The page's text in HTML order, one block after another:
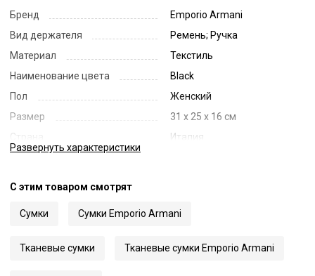
Бренд
Emporio Armani
Вид держателя
Ремень; Ручка
Материал
Текстиль
Наименование цвета
Black
Пол
Женский
Размер
31 x 25 x 16 см
Страна
Италия
Развернуть характеристики
С этим товаром смотрят
Сумки Сумки Emporio Armani
Тканевые сумки Тканевые сумки Emporio Armani